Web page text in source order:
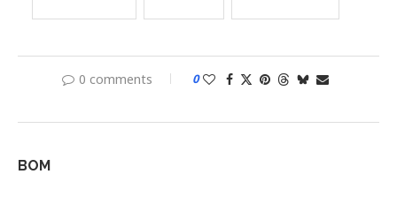
0 comments 0
BOM